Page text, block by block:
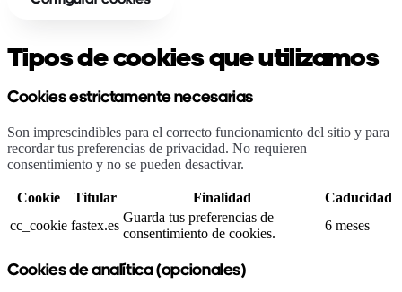
Tipos de cookies que utilizamos
Cookies estrictamente necesarias
Son imprescindibles para el correcto funcionamiento del sitio y para
recordar tus preferencias de privacidad. No requieren
consentimiento y no se pueden desactivar.
Cookie Titular Finalidad
Caducidad
cc_cookie fastex.es
Guarda tus preferencias de
consentimiento de cookies.
6 meses
Cookies de analítica (opcionales)